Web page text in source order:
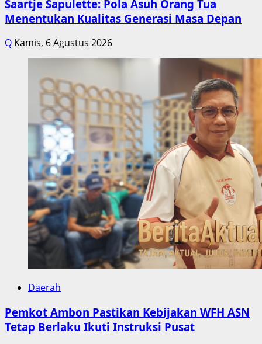
Saartje Sapulette: Pola Asuh Orang Tua
Menentukan Kualitas Generasi Masa Depan
Q Kamis, 6 Agustus 2026
Daerah
Pemkot Ambon Pastikan Kebijakan WFH ASN
Tetap Berlaku Ikuti Instruksi Pusat